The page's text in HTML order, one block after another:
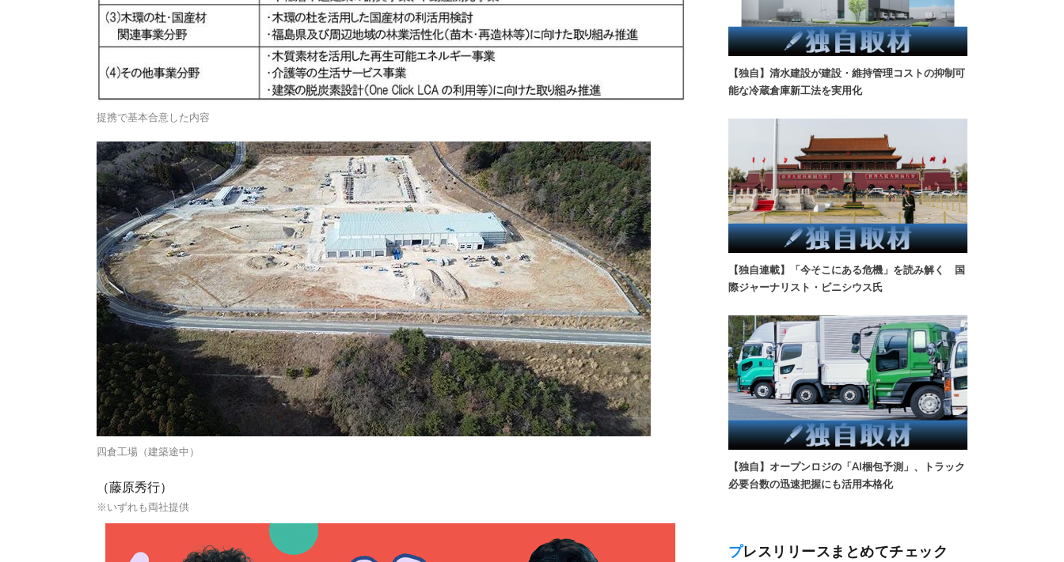
提携で基本合意した内容
四倉工場（建築途中）
（藤原秀行）
※いずれも両社提供
【独自】清水建設が建設・維持管理コストの抑制可
能な冷蔵倉庫新工法を実用化
【独自連載】「今そこにある危機」を読み解く 国
際ジャーナリスト・ビニシウス氏
【独自】オープンロジの「AI梱包予測」、トラック
必要台数の迅速把握にも活用本格化
プレスリリースまとめてチェック